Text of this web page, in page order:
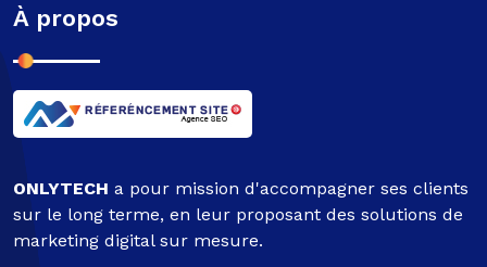
À propos
ONLYTECH a pour mission d'accompagner ses clients
sur le long terme, en leur proposant des solutions de
marketing digital sur mesure.